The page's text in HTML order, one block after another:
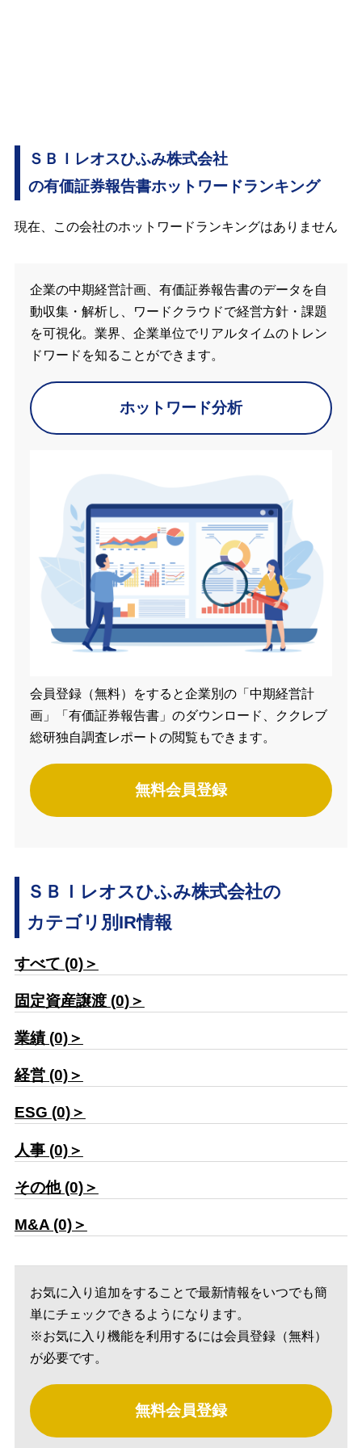
ＳＢＩレオスひふみ株式会社
の有価証券報告書ホットワードランキング
現在、この会社のホットワードランキングはありません
企業の中期経営計画、有価証券報告書のデータを自
動収集・解析し、ワードクラウドで経営方針・課題
を可視化。業界、企業単位でリアルタイムのトレン
ドワードを知ることができます。
ホットワード分析
会員登録（無料）をすると企業別の「中期経営計
画」「有価証券報告書」のダウンロード、ククレブ
総研独自調査レポートの閲覧もできます。
無料会員登録
ＳＢＩレオスひふみ株式会社の
カテゴリ別IR情報
すべて (0)＞
固定資産譲渡 (0)＞
業績 (0)＞
経営 (0)＞
ESG (0)＞
人事 (0)＞
その他 (0)＞
M&A (0)＞
お気に入り追加をすることで最新情報をいつでも簡
単にチェックできるようになります。
※お気に入り機能を利用するには会員登録（無料）
が必要です。
無料会員登録